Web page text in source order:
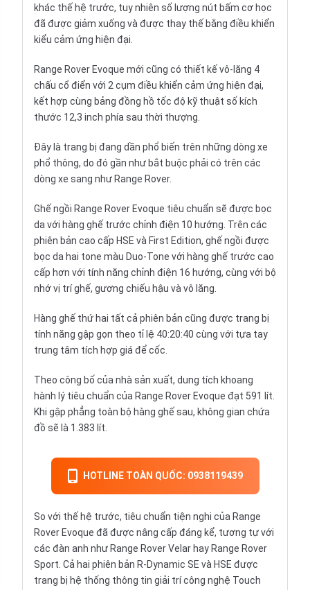
khác thế hệ trước, tuy nhiên số lượng nút bấm cơ học
đã được giảm xuống và được thay thế bằng điều khiển
kiểu cảm ứng hiện đại.
Range Rover Evoque mới cũng có thiết kế vô-lăng 4
chấu cổ điển với 2 cụm điều khiển cảm ứng hiện đại,
kết hợp cùng bảng đồng hồ tốc độ kỹ thuật số kích
thước 12,3 inch phía sau thời thượng.
Đây là trang bị đang dần phổ biến trên những dòng xe
phổ thông, do đó gần như bắt buộc phải có trên các
dòng xe sang như Range Rover.
Ghế ngồi Range Rover Evoque tiêu chuẩn sẽ được bọc
da với hàng ghế trước chỉnh điện 10 hướng. Trên các
phiên bản cao cấp HSE và First Edition, ghế ngồi được
bọc da hai tone màu Duo-Tone với hàng ghế trước cao
cấp hơn với tính năng chỉnh điện 16 hướng, cùng với bộ
nhớ vị trí ghế, gương chiếu hậu và vô lăng.
Hàng ghế thứ hai tất cả phiên bản cũng được trang bị
tính năng gập gọn theo tỉ lệ 40:20:40 cùng với tựa tay
trung tâm tích hợp giá để cốc.
Theo công bố của nhà sản xuất, dung tích khoang
hành lý tiêu chuẩn của Range Rover Evoque đạt 591 lít.
Khi gập phẳng toàn bộ hàng ghế sau, không gian chứa
đồ sẽ là 1.383 lít.
HOTLINE TOÀN QUỐC: 0938119439
So với thế hệ trước, tiêu chuẩn tiện nghi của Range
Rover Evoque đã được nâng cấp đáng kể, tương tự với
các đàn anh như Range Rover Velar hay Range Rover
Sport. Cả hai phiên bản R-Dynamic SE và HSE được
trang bị hệ thống thông tin giải trí công nghệ Touch